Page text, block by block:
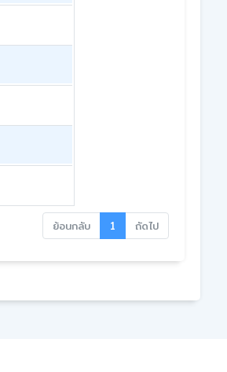
ย้อนกลับ 1 ถัดไป